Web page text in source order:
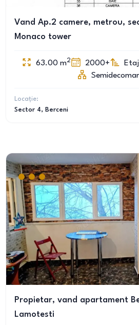
Vand Ap.2 camere, metrou,
Monaco tower
63.00 m2 2000+
Locație:
Sector 4, Berceni
Propietar, vand apartament
Lamotesti